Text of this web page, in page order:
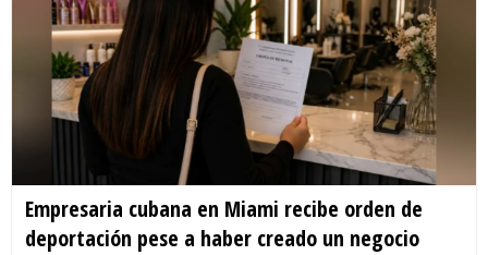
Empresaria cubana en Miami recibe orden de
deportación pese a haber creado un negocio